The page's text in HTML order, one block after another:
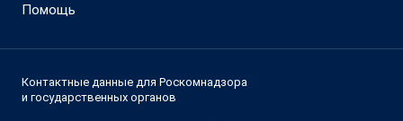
Помощь
Контактные данные для Роскомнадзора
и государственных органов